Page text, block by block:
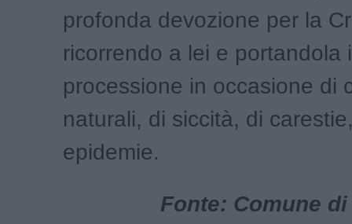
profonda devozione per la
ricorrendo a lei e portandola
processione in occasione di
naturali, di siccità, di
epidemie.
Fonte: Comune